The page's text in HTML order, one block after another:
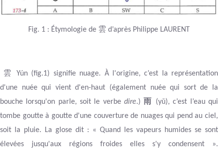
Fig. 1 : Étymologie de 雲 d’après Philippe LAURENT
雲 Yún (fig.1) signifie nuage. À l'origine, c’est la représentation
d'une nuée qui vient d'en-haut (également nuée qui sort de la
bouche lorsqu'on parle, soit le verbe dire.) 雨
(yǔ), c’est l’eau qui
tombe goutte à goutte d'une couverture de nuages qui pend au ciel,
soit la pluie. La glose dit : « Quand les vapeurs humides se sont
élevées jusqu'aux régions froides elles s'y condensent ».